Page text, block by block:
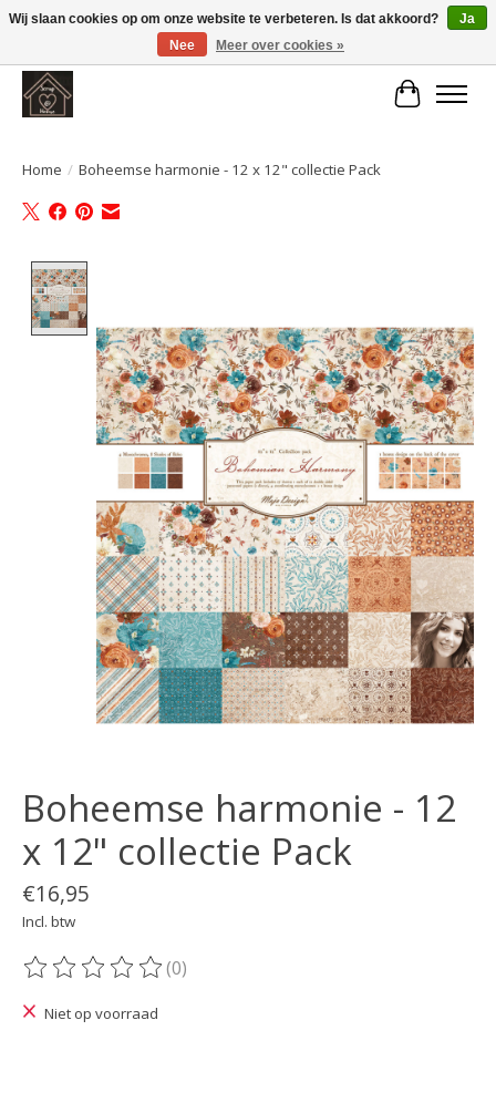
Large selection of products and fast shipping!
Home / Boheemse harmonie - 12 x 12" collectie Pack
Boheemse harmonie - 12
x 12" collectie Pack
€16,95
Incl. btw
De beoordeling van dit product is
(0)
Niet op voorraad
Wij slaan cookies op om onze website te verbeteren. Is dat akkoord?
Ja
Nee
Meer over cookies »